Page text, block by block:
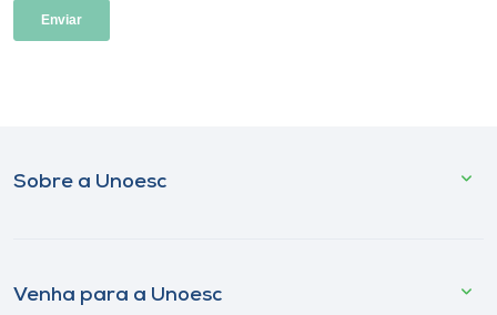
Sobre a Unoesc
Venha para a Unoesc